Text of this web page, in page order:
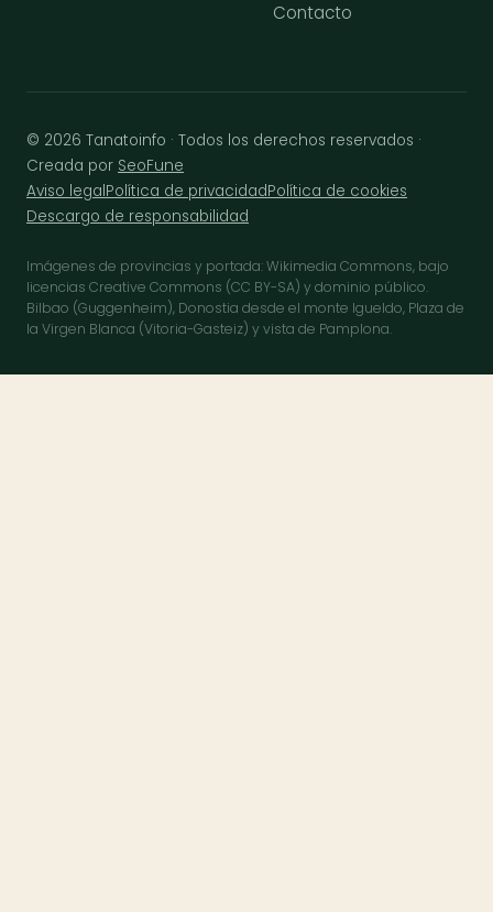
Contacto
© 2026 Tanatoinfo · Todos los derechos reservados ·
Creada por SeoFune
Aviso legalPolítica de privacidadPolítica de cookies
Descargo de responsabilidad
Imágenes de provincias y portada: Wikimedia Commons, bajo
licencias Creative Commons (CC BY-SA) y dominio público.
Bilbao (Guggenheim), Donostia desde el monte Igueldo, Plaza de
la Virgen Blanca (Vitoria-Gasteiz) y vista de Pamplona.